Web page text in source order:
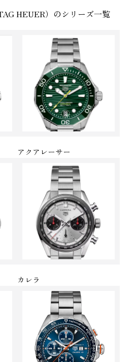
HEUER）のシリーズ一覧
アクアレーサー
カレラ